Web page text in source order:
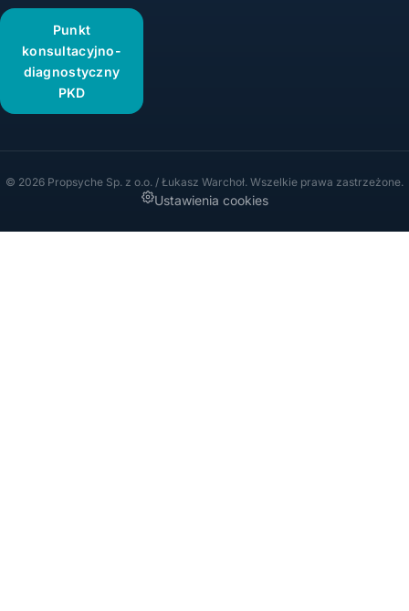
Punkt
konsultacyjno-
diagnostyczny
PKD
© 2026 Propsyche Sp. z o.o. / Łukasz Warchoł. Wszelkie prawa zastrzeżone.
Ustawienia cookies